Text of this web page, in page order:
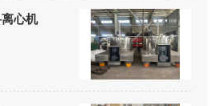
心机